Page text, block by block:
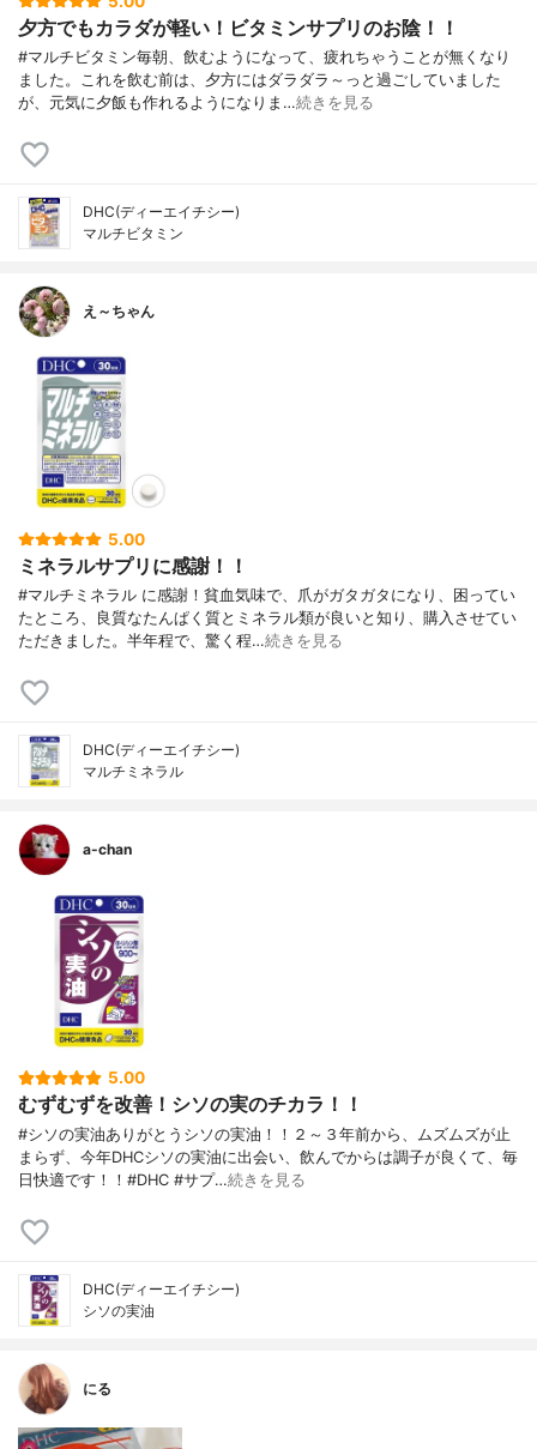
夕方でもカラダが軽い！ビタミンサプリのお陰！！
#マルチビタミン毎朝、飲むようになって、疲れちゃうことが無くなり
ました。これを飲む前は、夕方にはダラダラ～っと過ごしていました
が、元気に夕飯も作れるようになりま…続きを見る
DHC(ディーエイチシー)
マルチビタミン
え～ちゃん
5.00
ミネラルサプリに感謝！！
#マルチミネラル に感謝！貧血気味で、爪がガタガタになり、困ってい
たところ、良質なたんぱく質とミネラル類が良いと知り、購入させてい
ただきました。半年程で、驚く程…続きを見る
DHC(ディーエイチシー)
マルチミネラル
a-chan
5.00
むずむずを改善！シソの実のチカラ！！
#シソの実油ありがとうシソの実油！！２～３年前から、ムズムズが止
まらず、今年DHCシソの実油に出会い、飲んでからは調子が良くて、毎
日快適です！！#DHC #サプ…続きを見る
DHC(ディーエイチシー)
シソの実油
にる